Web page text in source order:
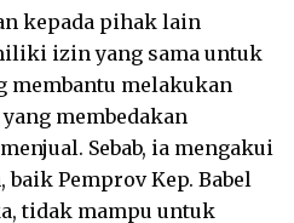
kepada pihak lain
izin yang sama untuk
membantu melakukan
membedakan
Sebab, ia mengakui
Pemprov Kep. Babel
tidak mampu untuk